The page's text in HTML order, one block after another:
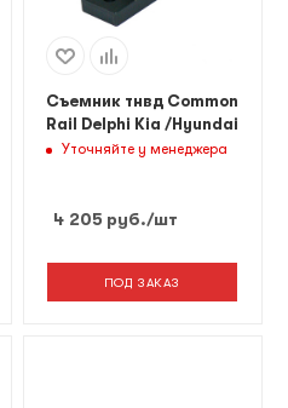
Съемник тнвд Common
Rail Delphi Kia /Hyundai
Уточняйте у менеджера
4 205 руб./шт
ПОД ЗАКАЗ